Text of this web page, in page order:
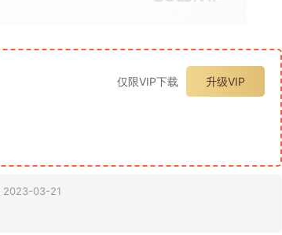
仅限VIP下载 升级VIP
2023-03-21